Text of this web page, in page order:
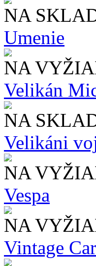
NA
Umenie
NA
Velikán
NA
Velikáni
NA
Vespa
NA
Vintage